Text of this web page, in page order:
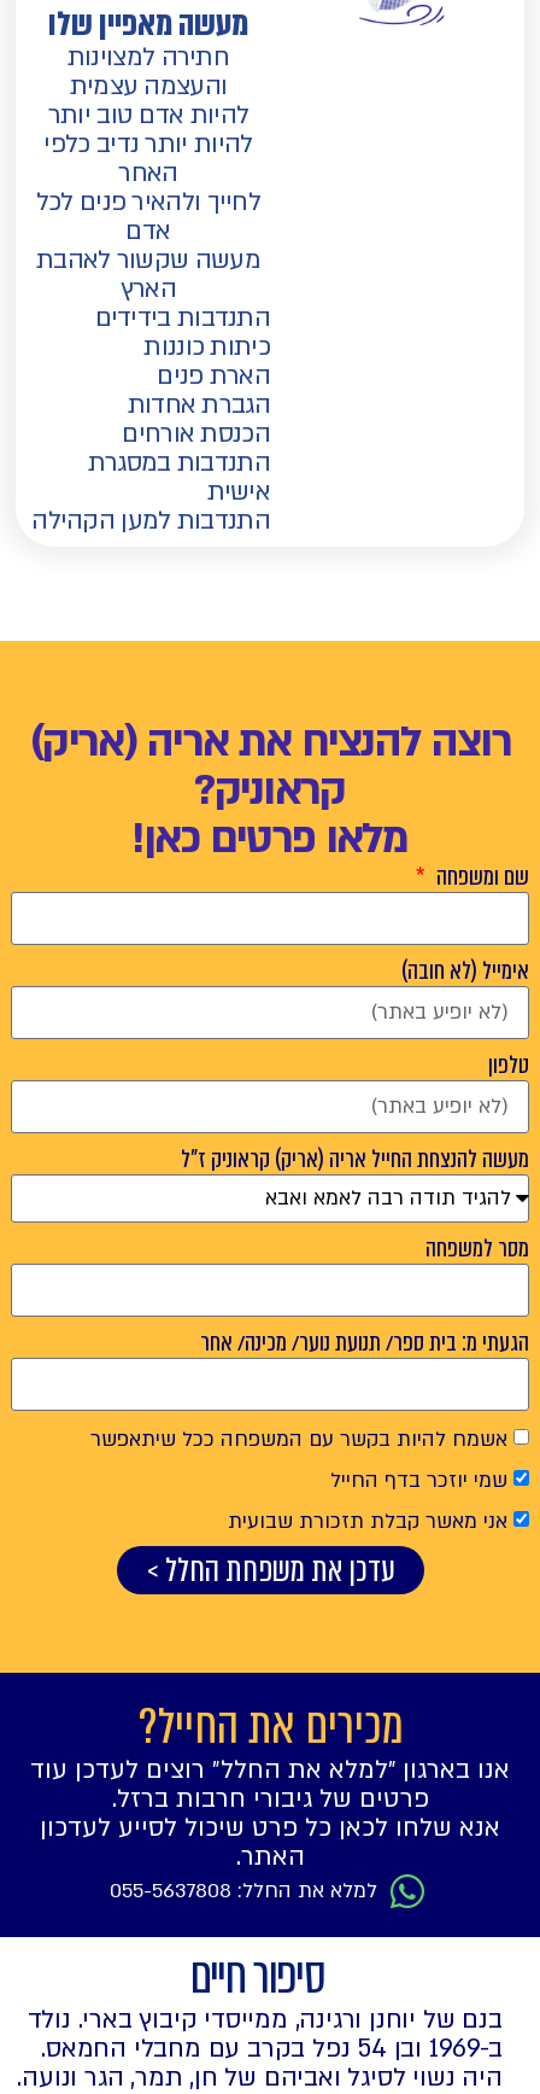
מעשה מאפיין שלו
חתירה למצוינות
והעצמה עצמית
להיות אדם טוב יותר
להיות יותר נדיב כלפי
האחר
לחייך ולהאיר פנים לכל
אדם
מעשה שקשור לאהבת
הארץ
התנדבות בידידים
כיתות כוננות
הארת פנים
הגברת אחדות
הכנסת אורחים
התנדבות במסגרת
אישית
התנדבות למען הקהילה
רוצה להנציח את אריה (אריק)
קראוניק?
מלאו פרטים כאן!
שם ומשפחה
אימייל (לא חובה)
טלפון
מעשה להנצחת החייל אריה (אריק) קראוניק ז"ל
מסר למשפחה
הגעתי מ: בית ספר/ תנועת נוער/ מכינה/ אחר
אשמח להיות בקשר עם המשפחה ככל שיתאפשר
שמי יוזכר בדף החייל
אני מאשר קבלת תזכורת שבועית
עדכן את משפחת החלל >
מכירים את החייל?
אנו בארגון ״למלא את החלל״ רוצים לעדכן עוד
פרטים של גיבורי חרבות ברזל.
אנא שלחו לכאן כל פרט שיכול לסייע לעדכון
האתר.
למלא את החלל: 055-5637808
סיפור חיים
בנם של יוחנן ורגינה, ממייסדי קיבוץ בארי. נולד
ב-1969 ובן 54 נפל בקרב עם מחבלי החמאס.
היה נשוי לסיגל ואביהם של חן, תמר, הגר ונועה.